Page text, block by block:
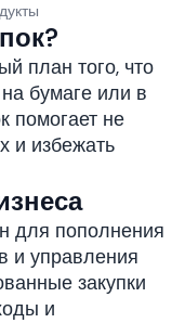
план того, что
бумаге или в
помогает не
и избежать
для пополнения
и управления
закупки
и